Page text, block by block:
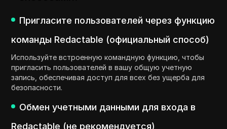
Пригласите пользователей через функцию
команды Redactable (официальный способ)
Используйте встроенную командную функцию, чтобы
пригласить пользователей в вашу общую учетную
запись, обеспечивая доступ для всех без ущерба для
безопасности.
Обмен учетными данными для входа в
Redactable (не рекомендуется)